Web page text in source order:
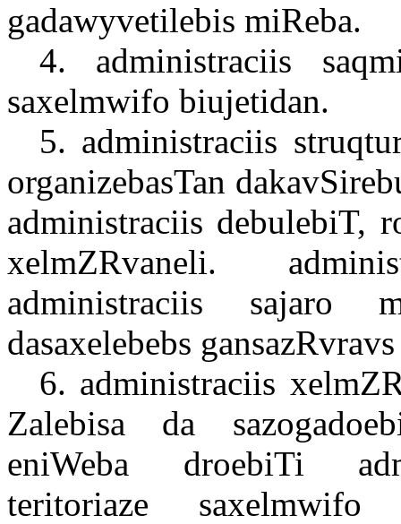
gadawyvetilebis miReba.
4. administraciis
saxelmwifo biujetidan.
5. administraciis
organizebasTan
administraciis debulebiT,
xelmZRvaneli.
administraciis sajaro
dasaxelebebs
6. administraciis
Zalebisa da
eniWeba droebiTi
teritoriaze saxelmwifo